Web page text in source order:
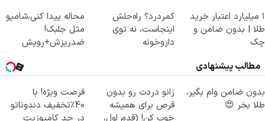
۱ میلیارد اعتبار خرید
طلا | بدون ضامن و
چک
کمردرد؟ راه‌حلش
اینجاست، نه توی
داروخونه
محاله پیدا کنی،شامپو
مثل جلبک!
ضدریزش+رویش
مطالب پیشنهادی
بدون ضامن وام بگیر،
طلا بخر 😍
زانو دردت رو بدون
قرص برای همیشه
فرصت ویژه! با
40٪تخفیف دندوناتو